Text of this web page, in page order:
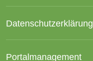
Datenschutzerklärung
Portalmanagement